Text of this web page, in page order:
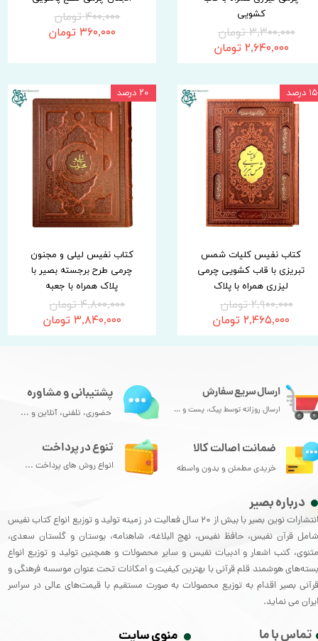
کشویی
۳,۳۰۰,۰۰۰ تومان
۲,۶۴۰,۰۰۰ تومان
۴۰۰,۰۰۰ تومان
۳۶۰,۰۰۰ تومان
کتاب نفیس کلیات شمس
تبریزی با قاب کشویی چرمی
لیزری همراه با پلاک
۲,۹۰۰,۰۰۰ تومان
۲,۴۶۵,۰۰۰ تومان
۱۵ درصد
کتاب نفیس لیلی و مجنون
چرمی طرح برجسته بصیر با
پلاک همراه با جعبه
۴,۸۰۰,۰۰۰ تومان
۳,۸۴۰,۰۰۰ تومان
۲۰ درصد
درباره بصیر
انتشارات نوین بصیر با بیش از 20 سال فعالیت در زمینه تولید و توزیع انواع کتاب نفیس
شامل قرآن نفیس، حافظ نفیس، نهج البلاغه، شاهنامه، بوستان و گلستان سعدی،
مثنوی، کتب اشعار و ادبیات نفیس و سایر محصولات و همچنین تولید و توزیع انواع
بسته‌های هوشمند قلم قرآنی با بهترین کیفیت و امکانات تحت عنوان موسسه فرهنگی و
قرآنی بصیر اقدام به توزیع محصولات به صورت مستقیم با قیمت‌های عالی در سراسر
ایران می نماید.
ارسال سریع سفارش
ارسال روزانه توسط پیک، پست و ...
تنوع در پرداخت
انواع روش های پرداخت ...
پشتیبانی و مشاوره
حضوری، تلفنی، آنلاین و ...
ضمانت اصالت کالا
خریدی مطمئن و بدون واسطه
تماس با ما منوی سایت